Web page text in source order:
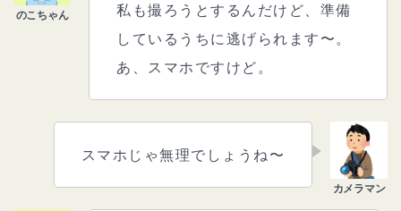
私も撮ろうとするんだけど、準備
しているうちに逃げられます〜。
あ、スマホですけど。
スマホじゃ無理でしょうね〜